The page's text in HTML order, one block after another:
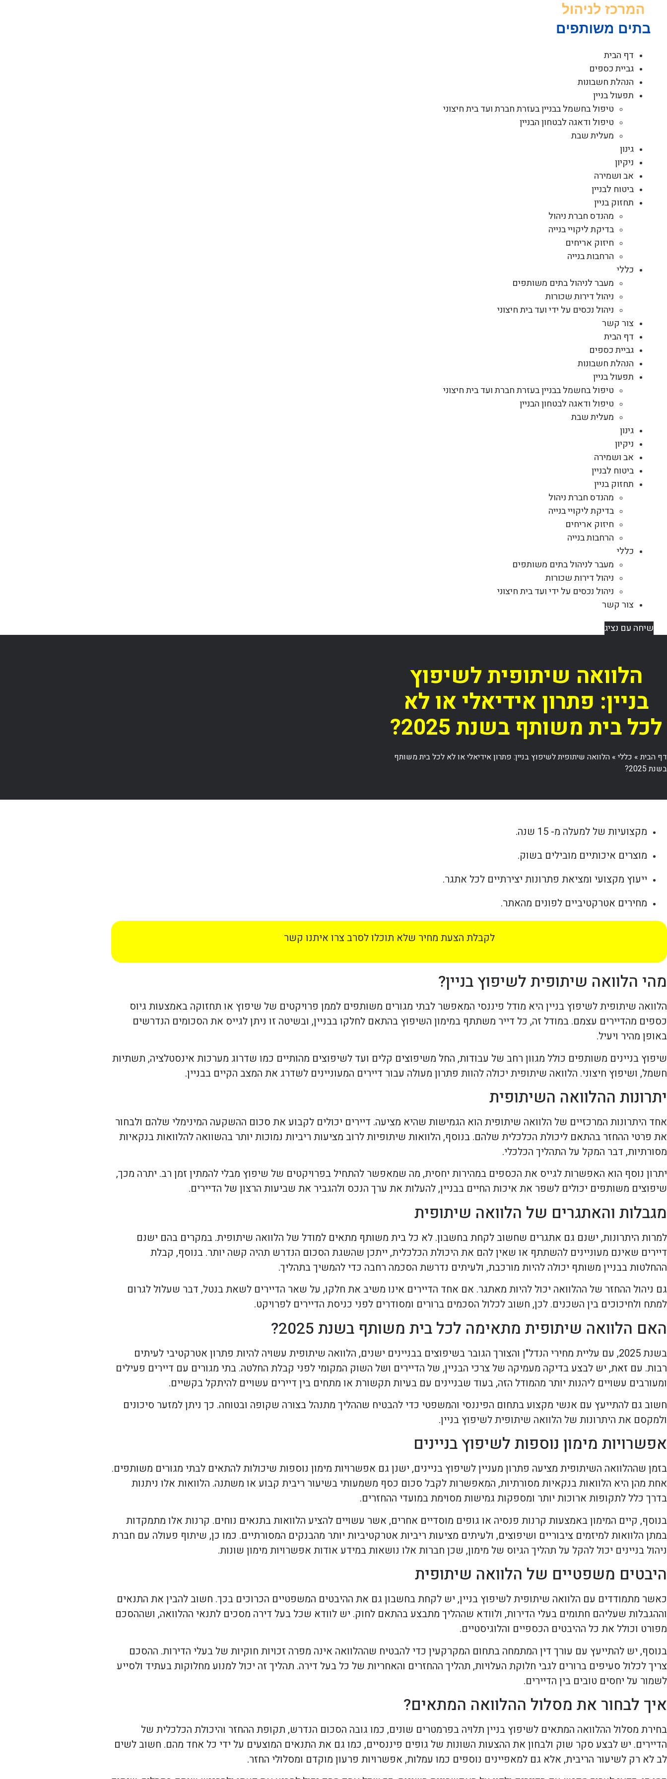
דף הבית
גביית כספים
הנהלת חשבונות
תפעול בניין
טיפול בחשמל בבניין בעזרת חברת ועד בית חיצוני
טיפול ודאגה לבטחון הבניין
מעלית שבת
גינון
ניקיון
אב ושמירה
ביטוח לבניין
תחזוק בניין
מהנדס חברת ניהול
בדיקת ליקויי בנייה
חיזוק אריחים
הרחבות בנייה
כללי
מעבר לניהול בתים משותפים
ניהול דירות שכורות
ניהול נכסים על ידי ועד בית חיצוני
צור קשר
דף הבית
גביית כספים
הנהלת חשבונות
תפעול בניין
טיפול בחשמל בבניין בעזרת חברת ועד בית חיצוני
טיפול ודאגה לבטחון הבניין
מעלית שבת
גינון
ניקיון
אב ושמירה
ביטוח לבניין
תחזוק בניין
מהנדס חברת ניהול
בדיקת ליקויי בנייה
חיזוק אריחים
הרחבות בנייה
כללי
מעבר לניהול בתים משותפים
ניהול דירות שכורות
ניהול נכסים על ידי ועד בית חיצוני
צור קשר
שיחה עם נציג
הלוואה שיתופית לשיפוץ
בניין: פתרון אידיאלי או לא
לכל בית משותף בשנת 2025?
דף הבית» כללי » הלוואה שיתופית לשיפוץ בניין: פתרון אידיאלי או לא לכל בית משותף
בשנת 2025?
מקצועיות של למעלה מ- 15 שנה.
מוצרים איכותיים מובילים בשוק.
ייעוץ מקצועי ומציאת פתרונות יצירתיים לכל אתגר.
מחירים אטרקטיביים לפונים מהאתר.
לקבלת הצעת מחיר שלא תוכלו לסרב צרו איתנו קשר
מהי הלוואה שיתופית לשיפוץ בניין?
הלוואה שיתופית לשיפוץ בניין היא מודל פיננסי המאפשר לבתי מגורים משותפים לממן פרויקטים של שיפוץ או תחזוקה באמצעות גיוס
כספים מהדיירים עצמם. במודל זה, כל דייר משתתף במימון השיפוץ בהתאם לחלקו בבניין, ובשיטה זו ניתן לגייס את הסכומים הנדרשים
באופן מהיר ויעיל.
שיפוץ בניינים משותפים כולל מגוון רחב של עבודות, החל משיפוצים קלים ועד לשיפוצים מהותיים כמו שדרוג מערכות אינסטלציה, תשתיות
חשמל, ושיפוץ חיצוני. הלוואה שיתופית יכולה להוות פתרון מעולה עבור דיירים המעוניינים לשדרג את המצב הקיים בבניין.
יתרונות ההלוואה השיתופית
אחד היתרונות המרכזיים של הלוואה שיתופית הוא הגמישות שהיא מציעה. דיירים יכולים לקבוע את סכום ההשקעה המינימלי שלהם ולבחור
את פרטי ההחזר בהתאם ליכולת הכלכלית שלהם. בנוסף, הלוואות שיתופיות לרוב מציעות ריביות נמוכות יותר בהשוואה להלוואות בנקאיות
מסורתיות, דבר המקל על התהליך הכלכלי.
יתרון נוסף הוא האפשרות לגייס את הכספים במהירות יחסית, מה שמאפשר להתחיל בפרויקטים של שיפוץ מבלי להמתין זמן רב. יתרה מכך,
שיפוצים משותפים יכולים לשפר את איכות החיים בבניין, להעלות את ערך הנכס ולהגביר את שביעות הרצון של הדיירים.
מגבלות והאתגרים של הלוואה שיתופית
למרות היתרונות, ישנם גם אתגרים שחשוב לקחת בחשבון. לא כל בית משותף מתאים למודל של הלוואה שיתופית. במקרים בהם ישנם
דיירים שאינם מעוניינים להשתתף או שאין להם את היכולת הכלכלית, ייתכן שהשגת הסכום הנדרש תהיה קשה יותר. בנוסף, קבלת
ההחלטות בבניין משותף יכולה להיות מורכבת, ולעיתים נדרשת הסכמה רחבה כדי להמשיך בתהליך.
גם ניהול ההחזר של ההלוואה יכול להיות מאתגר. אם אחד הדיירים אינו משיב את חלקו, על שאר הדיירים לשאת בנטל, דבר שעלול לגרום
למתח ולחיכוכים בין השכנים. לכן, חשוב לכלול הסכמים ברורים ומסודרים לפני כניסת הדיירים לפרויקט.
האם הלוואה שיתופית מתאימה לכל בית משותף בשנת 2025?
בשנת 2025, עם עליית מחירי הנדל"ן והצורך הגובר בשיפוצים בבניינים ישנים, הלוואה שיתופית עשויה להיות פתרון אטרקטיבי לעיתים
רבות. עם זאת, יש לבצע בדיקה מעמיקה של צרכי הבניין, של הדיירים ושל השוק המקומי לפני קבלת החלטה. בתי מגורים עם דיירים פעילים
ומעורבים עשויים ליהנות יותר מהמודל הזה, בעוד שבניינים עם בעיות תקשורת או מתחים בין דיירים עשויים להיתקל בקשיים.
חשוב גם להתייעץ עם אנשי מקצוע בתחום הפיננסי והמשפטי כדי להבטיח שההליך מתנהל בצורה שקופה ובטוחה. כך ניתן למזער סיכונים
ולמקסם את היתרונות של הלוואה שיתופית לשיפוץ בניין.
אפשרויות מימון נוספות לשיפוץ בניינים
בזמן שההלוואה השיתופית מציעה פתרון מעניין לשיפוץ בניינים, ישנן גם אפשרויות מימון נוספות שיכולות להתאים לבתי מגורים משותפים.
אחת מהן היא הלוואות בנקאיות מסורתיות, המאפשרות לקבל סכום כסף משמעותי בשיעור ריבית קבוע או משתנה. הלוואות אלו ניתנות
בדרך כלל לתקופות ארוכות יותר ומספקות גמישות מסוימת במועדי ההחזרים.
בנוסף, קיים המימון באמצעות קרנות פנסיה או גופים מוסדיים אחרים, אשר עשויים להציע הלוואות בתנאים נוחים. קרנות אלו מתמקדות
במתן הלוואות למיזמים ציבוריים ושיפוצים, ולעיתים מציעות ריביות אטרקטיביות יותר מהבנקים המסורתיים. כמו כן, שיתוף פעולה עם חברת
ניהול בניינים יכול להקל על תהליך הגיוס של מימון, שכן חברות אלו נושאות במידע אודות אפשרויות מימון שונות.
היבטים משפטיים של הלוואה שיתופית
כאשר מתמודדים עם הלוואה שיתופית לשיפוץ בניין, יש לקחת בחשבון גם את ההיבטים המשפטיים הכרוכים בכך. חשוב להבין את התנאים
וההגבלות שעליהם חתומים בעלי הדירות, ולוודא שההליך מתבצע בהתאם לחוק. יש לוודא שכל בעל דירה מסכים לתנאי ההלוואה, ושההסכם
מפורט וכולל את כל ההיבטים הכספיים והלוגיסטיים.
בנוסף, יש להתייעץ עם עורך דין המתמחה בתחום המקרקעין כדי להבטיח שההלוואה אינה מפרה זכויות חוקיות של בעלי הדירות. ההסכם
צריך לכלול סעיפים ברורים לגבי חלוקת העלויות, תהליך ההחזרים והאחריות של כל בעל דירה. תהליך זה יכול למנוע מחלוקות בעתיד ולסייע
לשמור על יחסים טובים בין הדיירים.
איך לבחור את מסלול ההלוואה המתאים?
בחירת מסלול ההלוואה המתאים לשיפוץ בניין תלויה בפרמטרים שונים, כמו גובה הסכום הנדרש, תקופת ההחזר והיכולת הכלכלית של
הדיירים. יש לבצע סקר שוק ולבחון את ההצעות השונות של גופים פיננסיים, כמו גם את התנאים המוצעים על ידי כל אחד מהם. חשוב לשים
לב לא רק לשיעור הריבית, אלא גם למאפיינים נוספים כמו עמלות, אפשרויות פרעון מוקדם ומסלולי החזר.